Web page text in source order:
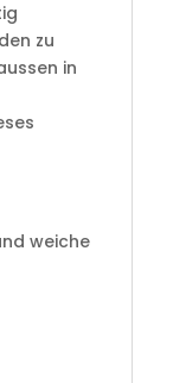
zu
in
weiche